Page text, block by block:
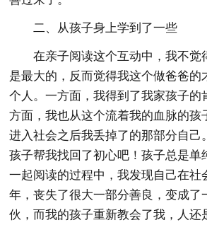
二、从孩子身上学到了一些
在亲子阅读这个互动中，我不觉
是最大的，反而觉得我这个做爸爸的
个人。一方面，我得到了我家孩子的
方面，我也从这个流着我的血脉的孩
进入社会之后我丢掉了的那部分自己
孩子帮我找回了初心吧！孩子总是单
一起阅读的过程中，我发现自己在社
年，丧失了很大一部分善良，变成了
伙，而我的孩子重新教会了我，人还